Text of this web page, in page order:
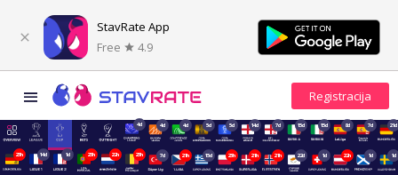
StavRate App
Free
4.9
4d 4d 4d 5d 5d 14d 7d 15d 15d 8d 7d 21d
23h 14d 1d 23h 22h 23h 7d 21h 15d 23h 21h 21h 22d 1d 22h 1d 1d